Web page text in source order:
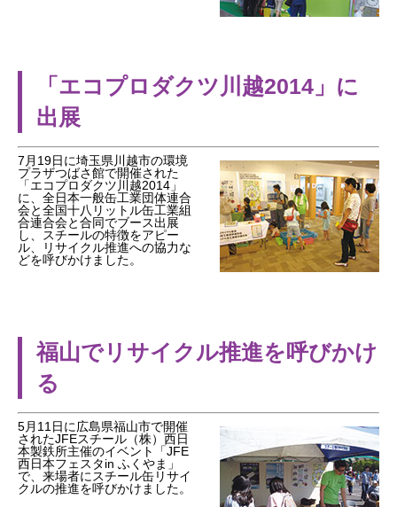
「エコプロダクツ川越2014」に
出展
7月19日に埼玉県川越市の環境
プラザつばさ館で開催された
「エコプロダクツ川越2014」
に、全日本一般缶工業団体連合
会と全国十八リットル缶工業組
合連合会と合同でブース出展
し、スチールの特徴をアピー
ル、リサイクル推進への協力な
どを呼びかけました。
福山でリサイクル推進を呼びかけ
る
5月11日に広島県福山市で開催
されたJFEスチール（株）西日
本製鉄所主催のイベント「JFE
西日本フェスタin ふくやま」
で、来場者にスチール缶リサイ
クルの推進を呼びかけました。